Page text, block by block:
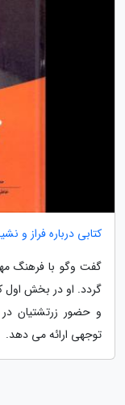
کتابی درباره فراز و
گفت وگو با فرهنگ
گردد. او در بخش اول
و حضور زرتشتیان
توجهی ارائه می دهد.